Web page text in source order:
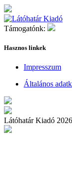
Támogatónk:
Hasznos linkek
Impresszum
Általános
Látóhatár Kiadó